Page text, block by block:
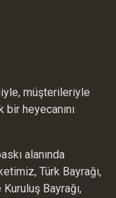
müşterileriyle
heyecanını
alanında
Türk Bayrağı,
Bayrağı,